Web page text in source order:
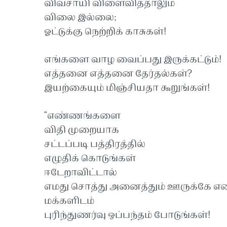
விவசாயி விளைவித்தாலும்
விலை இல்லை;
ஓட்டுக்கு நெற்றிக் காசுகள்!
எங்களை வாழ வைப்பது இருக்கட்டும்!
எத்தனை எத்தனை தேர்தல்கள்?
இயற்கையும் மிஞ்சியதா கூறுங்கள்!
“எண்ணங்களை
விதி முறையாக
சட்டப்படி பத்திரத்தில்
எழுதிக் கொடுங்கள்
ஈடேறாவிட்டால்
எமது சொத்து அனைத்தும் ஊருக்கே
மக்களிடம்
புரிந்துணர்வு ஒப்பந்தம் போடுங்கள்!